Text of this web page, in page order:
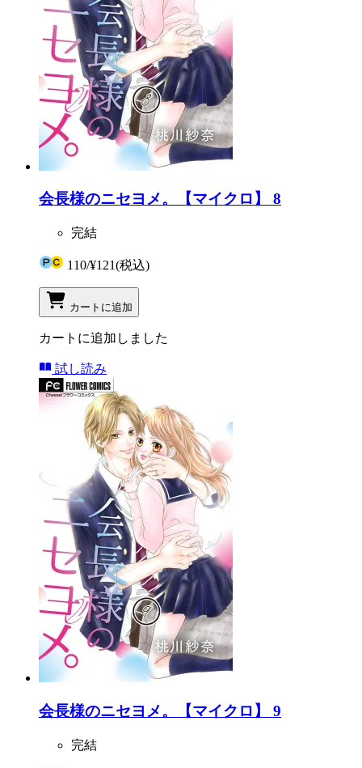
会長様のニセヨメ。【マイクロ】 8
完結
110/¥121(税込)
カートに追加
カートに追加しました
試し読み
会長様のニセヨメ。【マイクロ】 9
完結